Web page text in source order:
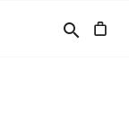
Suchen
search